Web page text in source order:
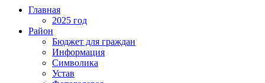
Главная
2025 год
Район
Бюджет для граждан
Информация
Символика
Устав